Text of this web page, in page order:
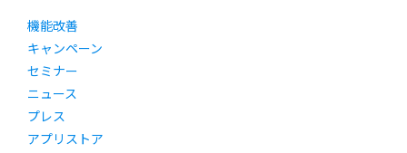
機能改善
キャンペーン
セミナー
ニュース
プレス
アプリストア